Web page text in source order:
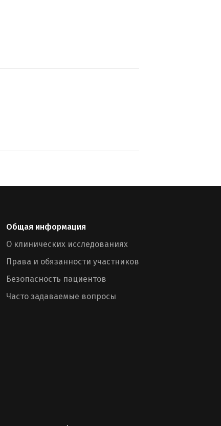
Общая информация
О клинических исследованиях
Права и обязанности участников
Безопасность пациентов
Часто задаваемые вопросы